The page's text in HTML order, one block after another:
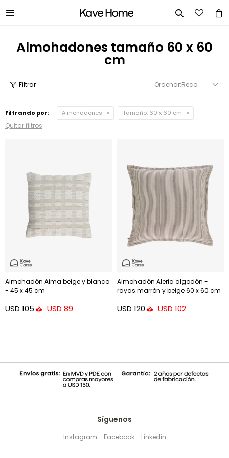
 
Almohadones tamaño 60 x 60
cm
Recomendados
Filtrando por: Almohadones Tamaño: 60 x 60 cm
Quitar filtros
Almohadón Aima beige y blanco
- 45 x 45 cm
USD 105 USD 89
Almohadón Aleria algodón -
rayas marrón y beige 60 x 60 cm
USD 120 USD 102
Síguenos
Instagram Facebook Linkedin